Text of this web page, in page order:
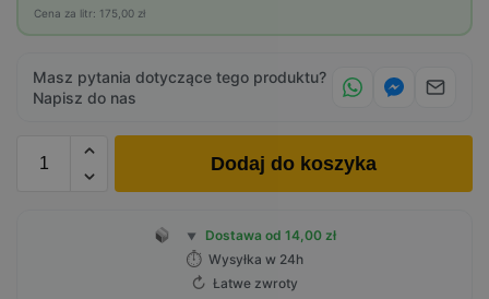
Cena za litr: 175,00 zł
Masz pytania dotyczące tego produktu?
Napisz do nas
Dodaj do koszyka
▼ Dostawa od 14,00 zł
⏱ Wysyłka w 24h
↻ Łatwe zwroty